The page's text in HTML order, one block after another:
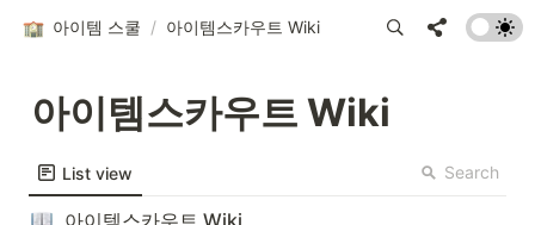
아이템 스쿨 / 아이템스카우트 Wiki
아이템스카우트 Wiki
List view Search
아이템스카우트 Wiki